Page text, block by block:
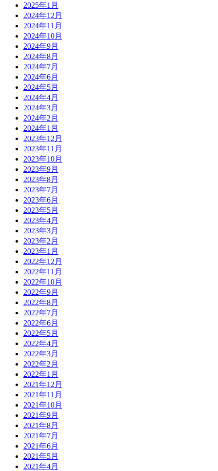
2025年1月
2024年12月
2024年11月
2024年10月
2024年9月
2024年8月
2024年7月
2024年6月
2024年5月
2024年4月
2024年3月
2024年2月
2024年1月
2023年12月
2023年11月
2023年10月
2023年9月
2023年8月
2023年7月
2023年6月
2023年5月
2023年4月
2023年3月
2023年2月
2023年1月
2022年12月
2022年11月
2022年10月
2022年9月
2022年8月
2022年7月
2022年6月
2022年5月
2022年4月
2022年3月
2022年2月
2022年1月
2021年12月
2021年11月
2021年10月
2021年9月
2021年8月
2021年7月
2021年6月
2021年5月
2021年4月